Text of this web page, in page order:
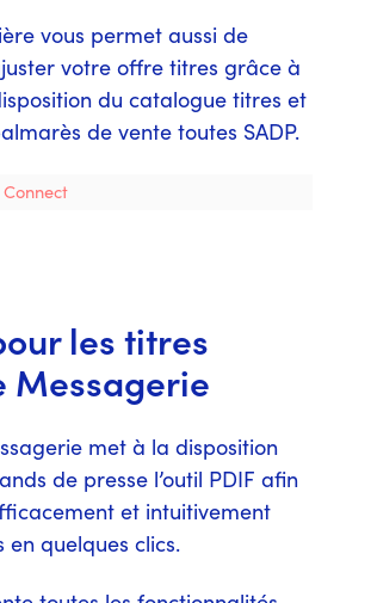
vous permet aussi de
votre offre titres grâce à
du catalogue titres et
de vente toutes SADP.
Connect
les titres
Messagerie
met à la disposition
de presse l’outil PDIF afin
et intuitivement
en quelques clics.